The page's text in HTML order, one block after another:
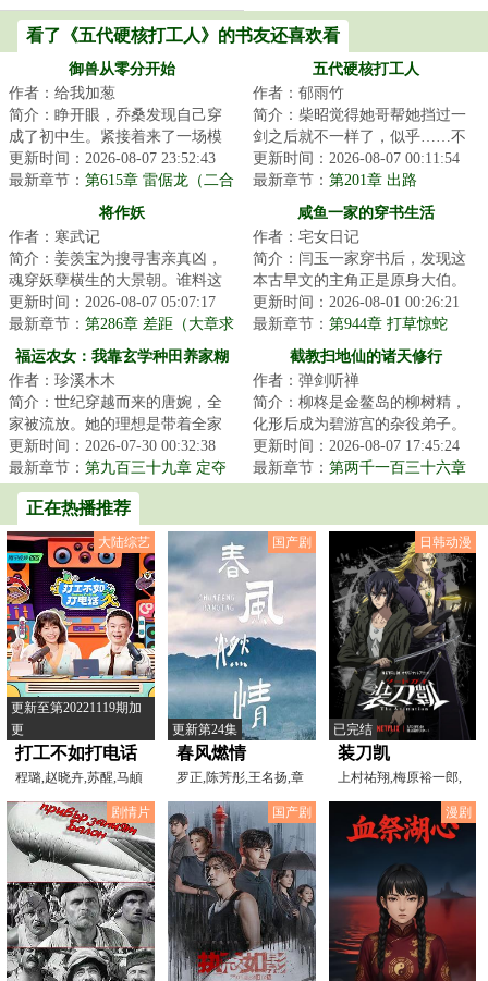
看了《五代硬核打工人》的书友还喜欢看
御兽从零分开始
作者：给我加葱
简介：睁开眼，乔桑发现自己穿
成了初中生。紧接着来了一场模
拟考。毕业她怕了吗？她怕
了……这考的都什么...
更新时间：2026-08-07 23:52:43
最新章节： 第615章 雷倨龙（二合
五代硬核打工人
作者：郁雨竹
简介：柴昭觉得她哥帮她挡过一
剑之后就不一样了，似乎……不
是他了。他总会说些郑先生都没
听过的，她听起...
更新时间：2026-08-07 00:11:54
最新章节： 第201章 出路
将作妖
作者：寒武记
简介：姜羡宝为搜寻害亲真凶，
魂穿妖孽横生的大景朝。谁料这
里破案，不看证据，只靠卦师！
这不巧了嘛？！...
更新时间：2026-08-07 05:07:17
最新章节： 第286章 差距（大章求
月票）
咸鱼一家的穿书生活
作者：宅女日记
简介：闫玉一家穿书后，发现这
本古早文的主角正是原身大伯。
他们是扒着大伯喝血，早早被分
家，在全文末尾...
更新时间：2026-08-01 00:26:21
最新章节： 第944章 打草惊蛇
福运农女：我靠玄学种田养家糊
作者：珍溪木木
简介：世纪穿越而来的唐婉，全
家被流放。她的理想是带着全家
去致富，从此山高水长，远离朝
堂恩怨。只是理...
更新时间：2026-07-30 00:32:38
最新章节： 第九百三十九章 定夺
截教扫地仙的诸天修行
作者：弹剑听禅
简介：柳柊是金鳌岛的柳树精，
化形后成为碧游宫的杂役弟子。
实际上，柳柊是杨眉大仙的后
裔，具有变异的时...
更新时间：2026-08-07 17:45:24
最新章节： 第两千一百三十六章
正在热播推荐
大陆综艺
更新至第20221119期加
更
打工不如打电话
程璐,赵晓卉,苏醒,马頔
国产剧
更新第24集
春风燃情
罗正,陈芳彤,王名扬,章
珈悦,田岷,徐薏雯,张
日韩动漫
已完结
装刀凯
上村祐翔,梅原裕一郎,
相坂优歌,中田让治,杉
剧情片
国产剧 漫剧